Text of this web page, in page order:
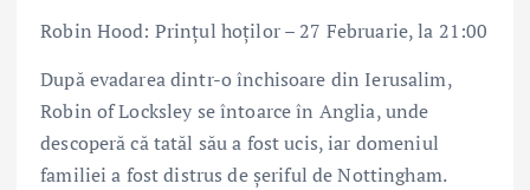
Robin Hood: Prințul hoților – 27 Februarie, la 21:00
După evadarea dintr-o închisoare din Ierusalim,
Robin of Locksley se întoarce în Anglia, unde
descoperă că tatăl său a fost ucis, iar domeniul
familiei a fost distrus de șeriful de Nottingham.